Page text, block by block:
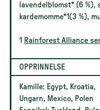
lavendelblomst* (6 %),
kardemomme*1(3 %),
1 Rainforest Alliance
OPPRINNELSE
Kamille: Egypt, Kroatia,
Ungarn, Mexico, Polen